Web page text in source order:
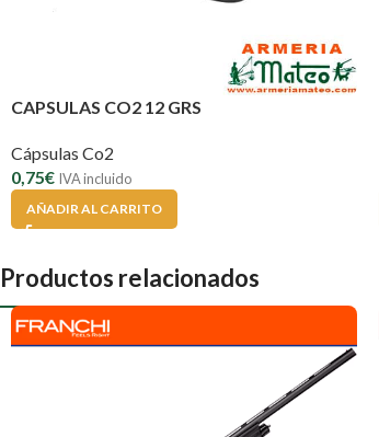
CAPSULAS CO2 12 GRS
Cápsulas Co2
0,75€ IVA incluido
AÑADIR AL CARRITO
Productos relacionados